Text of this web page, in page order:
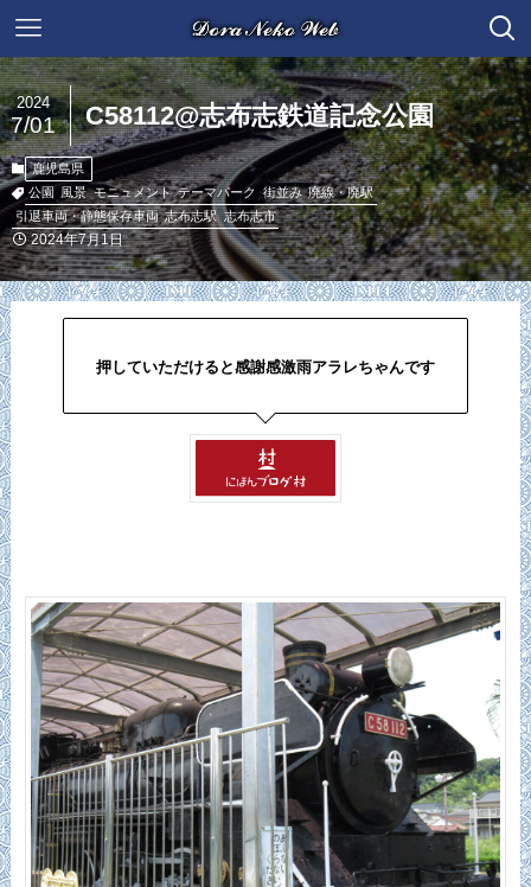
C58112@志布志鉄道記念公園
2024
7/01
鹿児島県
公園
風景 モニュメント テーマパーク 街並み 廃線・廃駅
引退車両・静態保存車両 志布志駅 志布志市
2024年7月1日
押していただけると感謝感激雨アラレちゃんです